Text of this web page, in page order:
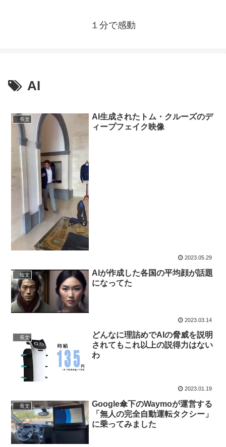
１分で感動
AI
長文
AI生成されたトム・クルーズのデ
ィープフェイク映像
2023.05.29
短文
AIが作成した各国の平均顔が話題
になってた
2023.03.14
長文
どんなに理詰めでAIの脅威を説明
されてもこれ以上の説得力はない
わ
2023.01.19
長文
Google傘下のWaymoが運営する
「無人の完全自動運転タクシー」
に乗ってみました